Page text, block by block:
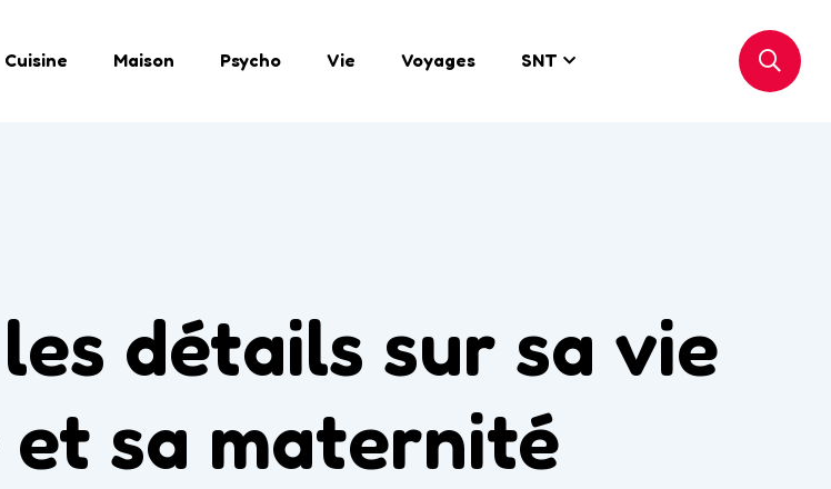
Cuisine Maison Psycho Vie Voyages SNT
détails sur sa vie
et sa maternité